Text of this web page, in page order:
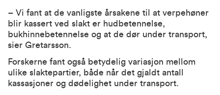
– Vi fant at de vanligste årsakene til at verpehøner
blir kassert ved slakt er hudbetennelse,
bukhinnebetennelse og at de dør under transport,
sier Gretarsson.
Forskerne fant også betydelig variasjon mellom
ulike slaktepartier, både når det gjaldt antall
kassasjoner og dødelighet under transport.